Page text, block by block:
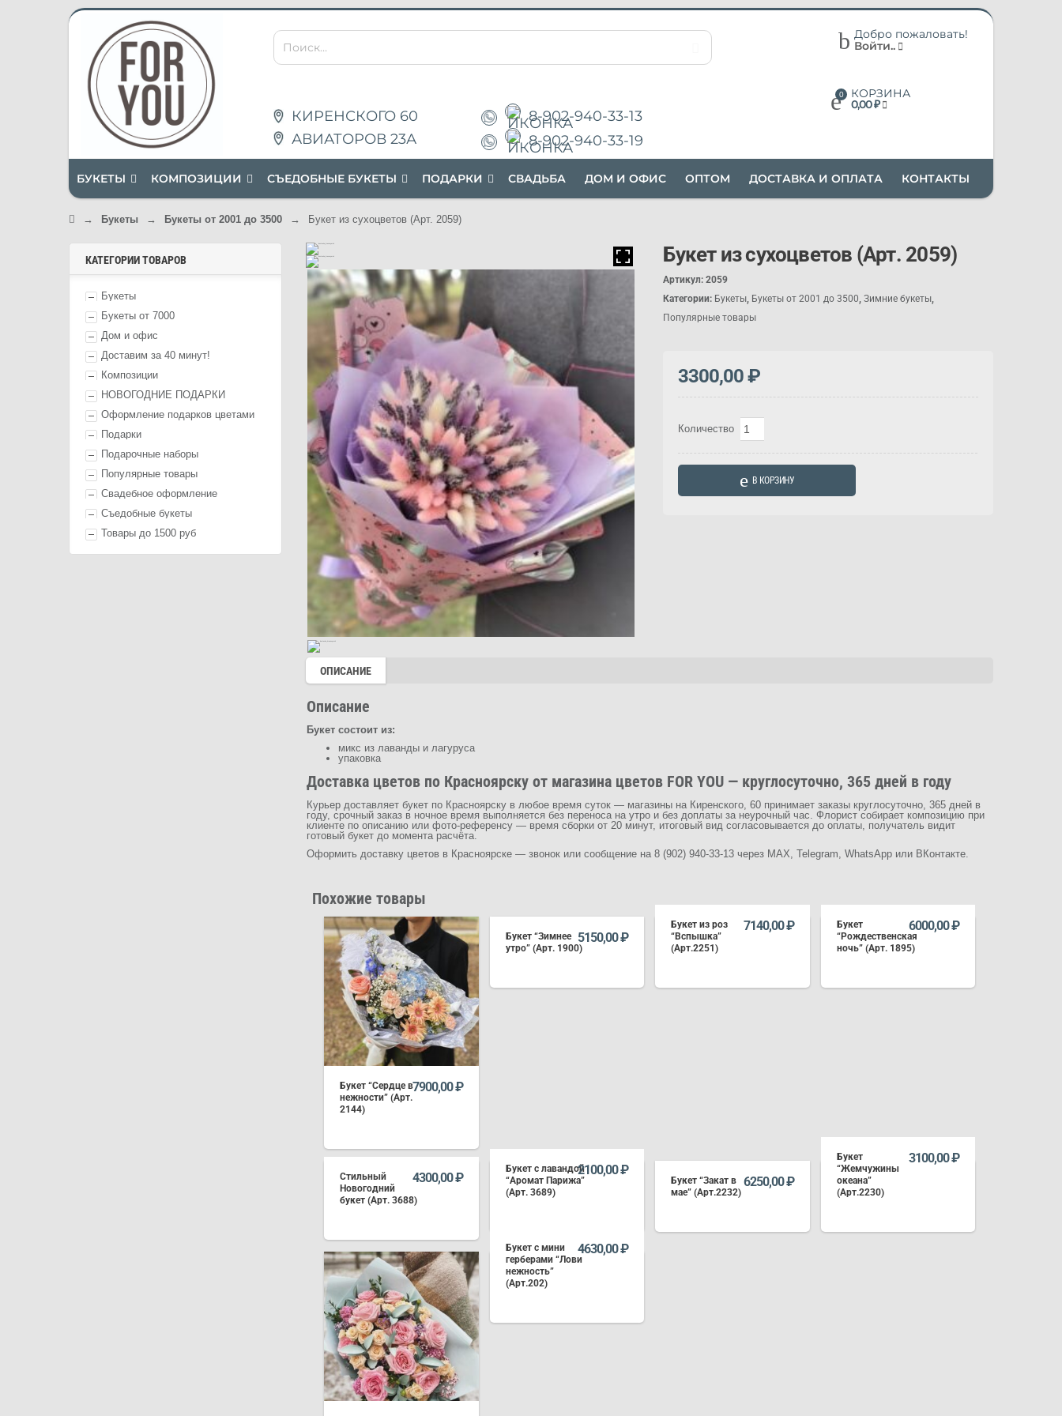
Добро пожаловать!
Войти..
КОРЗИНА
0,00₽
КИРЕНСКОГО 60
АВИАТОРОВ 23А
8-902-940-33-13
8-902-940-33-19
БУКЕТЫ КОМПОЗИЦИИ СЪЕДОБНЫЕ БУКЕТЫ ПОДАРКИ СВАДЬБА ДОМ И ОФИС ОПТОМ ДОСТАВКА И ОПЛАТА КОНТАКТЫ
→ Букеты → Букеты от 2001 до 3500 → Букет из сухоцветов (Арт. 2059)
КАТЕГОРИИ ТОВАРОВ
Букеты
Букеты от 7000
Дом и офис
Доставим за 40 минут!
Композиции
НОВОГОДНИЕ ПОДАРКИ
Оформление подарков цветами
Подарки
Подарочные наборы
Популярные товары
Свадебное оформление
Съедобные букеты
Товары до 1500 руб
Букет из сухоцветов (Арт. 2059)
Артикул:2059
Категории: Букеты, Букеты от 2001 до 3500,Зимние букеты,
Популярные товары
3300,00₽
Количество
Количество
Букет
из
В КОРЗИНУ
ОПИСАНИЕ
Описание
Букет состоит из:
микс из лаванды и лагуруса
упаковка
Доставка цветов по Красноярску от магазина цветов FOR YOU — круглосуточно, 365 дней в году
Курьер доставляет букет по Красноярску в любое время суток — магазины на Киренского, 60 принимает заказы круглосуточно, 365 дней в
году, срочный заказ в ночное время выполняется без переноса на утро и без доплаты за неурочный час. Флорист собирает композицию при
клиенте по описанию или фото-референсу — время сборки от 20 минут, итоговый вид согласовывается до оплаты, получатель видит
готовый букет до момента расчёта.
Оформить доставку цветов в Красноярске — звонок или сообщение на 8 (902) 940-33-13 через MAX, Telegram, WhatsApp или ВКонтакте.
Похожие товары
Букет “Сердце в
нежности” (Арт.
2144)
7900,00₽
Букет “Зимнее
утро” (Арт. 1900)
5150,00₽
Букет из роз
“Вспышка”
(Арт.2251)
7140,00₽
Букет
“Рождественская
ночь” (Арт. 1895)
6000,00₽
Стильный
Новогодний
букет (Арт. 3688)
4300,00₽
В КОРЗИНУ
Букет с лавандой
“Аромат Парижа”
(Арт. 3689)
2100,00₽
В КОРЗИНУ
Букет “Закат в
мае” (Арт.2232)
6250,00₽
Букет
“Жемчужины
океана”
(Арт.2230)
3100,00₽
Букет с мини
герберами “Лови
нежность”
(Арт.202)
4630,00₽